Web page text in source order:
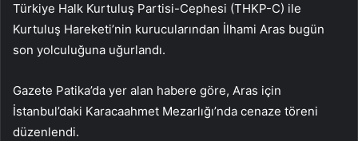
Türkiye Halk Kurtuluş Partisi-Cephesi (THKP-C) ile
Kurtuluş Hareketi’nin kurucularından İlhami Aras bugün
son yolculuğuna uğurlandı.
Gazete Patika’da yer alan habere göre, Aras için
İstanbul’daki Karacaahmet Mezarlığı’nda cenaze töreni
düzenlendi.